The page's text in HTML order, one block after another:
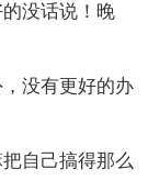
没话说！晚
没有更好的办
自己搞得那么